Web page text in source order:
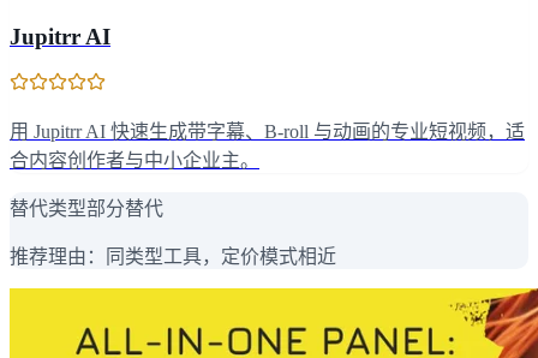
Jupitrr AI
用 Jupitrr AI 快速生成带字幕、B-roll 与动画的专业短视频，适
合内容创作者与中小企业主。
替代类型部分替代
推荐理由： 同类型工具，定价模式相近